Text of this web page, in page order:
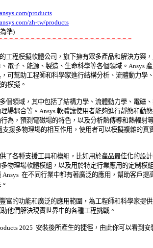
products
zh-tw/products
=-=-=-=-=-=-=-=-=-=-=-=-=-=-=-=-=-=-=-=-=-=-=-=
工程模擬軟體公司，旗下擁有眾多產品和解決方案
電子、能源、製造、生命科學等各個領域。Ansys
可幫助工程師和科學家進行結構分析、流體動力學
模擬。
個領域，其中包括了結構力學、流體動力學、電磁
場耦合等。Ansys 軟體讓使用者能夠進行靜態和動
為，預測電磁場的特色，以及分析熱傳導和熱輻射
支援多物理場的相互作用，使用者可以模擬複雜的真
了各種支援工具和模組，比如用於產品最佳化的設
物理場軟體模組，以及用於特定行業應用的定制模
在不同行業中都有著廣泛的應用，幫助客戶提
富的功能和廣泛的應用範圍，為工程師和科學家提
他們解決現實世界中的各種工程挑戰。
2025  安裝後所產生的捷徑，由此你可以看到